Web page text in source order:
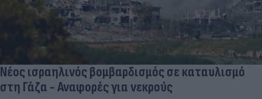
Νέος ισραηλινός βομβαρδισμός σε καταυλισμό
στη Γάζα - Αναφορές για νεκρούς